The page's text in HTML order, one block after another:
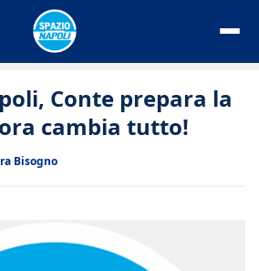
Conte prepara la
cambia tutto!
Bisogno